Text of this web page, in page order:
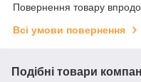
Повернення товару
Всі умови повернення
Подібні товари